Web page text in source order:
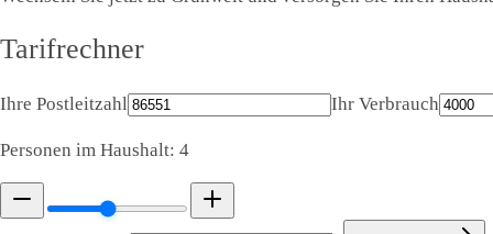
Tarifrechner
Ihre Postleitzahl Ihr Verbrauch
Personen im Haushalt: 4